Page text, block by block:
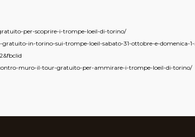
per-scoprire-i-trompe-loeil-di-torino/
in-torino-sui-trompe-loeil-sabato-31-ottobre-e-domenica-
muro-il-tour-gratuito-per-ammirare-i-trompe-loeil-di-torino/